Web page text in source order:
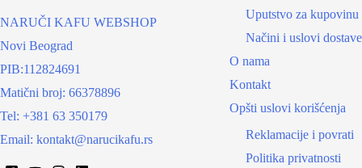
NARUČI KAFU WEBSHOP
Novi Beograd
PIB:112824691
Matični broj: 66378896
Tel: +381 63 350179
Email: kontakt@narucikafu.rs
Uputstvo za kupovinu
Načini i uslovi dostave
O nama
Kontakt
Opšti uslovi korišćenja
Reklamacije i povrati
Politika privatnosti